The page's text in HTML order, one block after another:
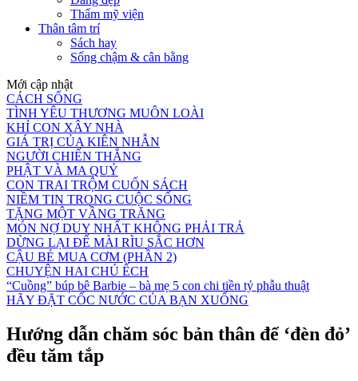
Thẩm mỹ viện
Thân tâm trí
Sách hay
Sống chậm & cân bằng
Mới cập nhật
CÁCH SỐNG
TÌNH YÊU THƯƠNG MUÔN LOÀI
KHỈ CON XÂY NHÀ
GIÁ TRỊ CỦA KIÊN NHẪN
NGƯỜI CHIẾN THẮNG
PHẬT VÀ MA QUỶ
CON TRAI TRỘM CUỐN SÁCH
NIỀM TIN TRONG CUỘC SỐNG
TẶNG MỘT VẦNG TRĂNG
MÓN NỢ DUY NHẤT KHÔNG PHẢI TRẢ
DỪNG LẠI ĐỂ MÀI RÌU SẮC HƠN
CẬU BÉ MUA CƠM (PHẦN 2)
CHUYỆN HAI CHÚ ẾCH
“Cuồng” búp bê Barbie – bà mẹ 5 con chi tiền tỷ phẫu thuật
HÃY ĐẶT CỐC NƯỚC CỦA BẠN XUỐNG
Hướng dẫn chăm sóc bản thân để ‘đèn đỏ’
đều tăm tắp